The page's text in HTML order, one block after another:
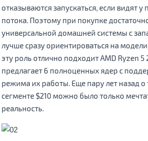
отказываются запускаться, если видят
потока. Поэтому при покупке
универсальной домашней системы с
лучше сразу ориентироваться на
эту роль отлично подходит AMD Ryzen
предлагает 6 полноценных ядер с
режима их работы. Еще пару лет назад о
сегменте $210 можно было только
реальность.